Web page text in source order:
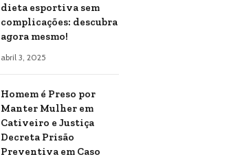
dieta esportiva sem
complicações: descubra
agora mesmo!
abril 3, 2025
Homem é Preso por
Manter Mulher em
Cativeiro e Justiça
Decreta Prisão
Preventiva em Caso